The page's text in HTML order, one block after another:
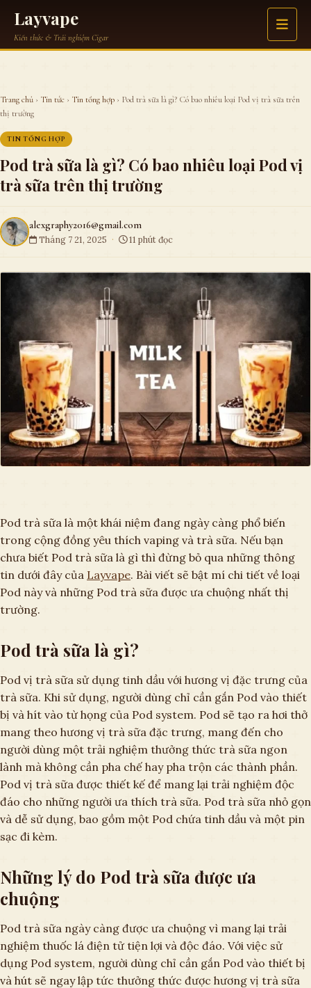
content
Layvape
Kiến thức & Trải nghiệm Cigar
Trang chủ › Tin tức › Tin tổng hợp › Pod trà sữa là gì? Có bao nhiêu loại Pod vị trà sữa trên
thị trường
TIN TỔNG HỢP
Pod trà sữa là gì? Có bao nhiêu loại Pod vị
trà sữa trên thị trường
alexgraphy2016@gmail.com
Tháng 7 21, 2025 · 11 phút đọc
Pod trà sữa là một khái niệm đang ngày càng phổ biến
trong cộng đồng yêu thích vaping và trà sữa. Nếu bạn
chưa biết Pod trà sữa là gì thì đừng bỏ qua những thông
tin dưới đây của Layvape. Bài viết sẽ bật mí chi tiết về loại
Pod này và những Pod trà sữa được ưa chuộng nhất thị
trường.
Pod trà sữa là gì?
Pod vị trà sữa sử dụng tinh dầu với hương vị đặc trưng của
trà sữa. Khi sử dụng, người dùng chỉ cần gắn Pod vào thiết
bị và hít vào từ họng của Pod system. Pod sẽ tạo ra hơi thở
mang theo hương vị trà sữa đặc trưng, mang đến cho
người dùng một trải nghiệm thưởng thức trà sữa ngon
lành mà không cần pha chế hay pha trộn các thành phần.
Pod vị trà sữa được thiết kế để mang lại trải nghiệm độc
đáo cho những người ưa thích trà sữa. Pod trà sữa nhỏ gọn
và dễ sử dụng, bao gồm một Pod chứa tinh dầu và một pin
sạc đi kèm.
Những lý do Pod trà sữa được ưa
chuộng
Pod trà sữa ngày càng được ưa chuộng vì mang lại trải
nghiệm thuốc lá điện tử tiện lợi và độc đáo. Với việc sử
dụng Pod system, người dùng chỉ cần gắn Pod vào thiết bị
và hút sẽ ngay lập tức thưởng thức được hương vị trà sữa